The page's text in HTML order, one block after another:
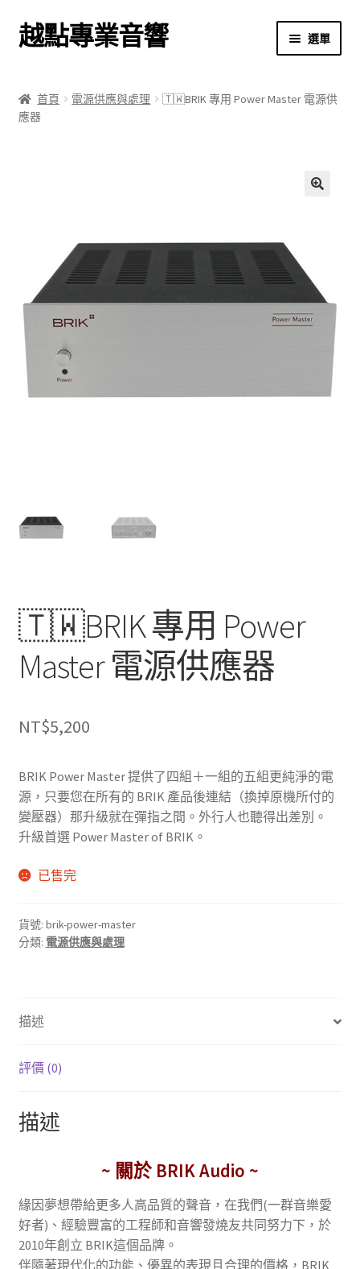
跳
至
覽
列
跳
至
要
內
越點專業音響 選單
商店
購物車
首頁 電源供應與處理
🇹🇼BRIK 專用 Power Master 電源供
應器
🇹🇼BRIK 專用 Power
Master 電源供應器
NT$5,200
BRIK Power Master 提供了四組＋一組的五組更純淨的電
源，只要您在所有的 BRIK 產品後連結（換掉原機所付的
變壓器）那升級就在彈指之間。外行人也聽得出差別。
升級首選 Power Master of BRIK。
已售完
貨號: brik-power-master
分類: 電源供應與處理
描述
評價 (0)
描述
~ 關於 BRIK Audio ~
緣因夢想帶給更多人高品質的聲音，在我們(一群音樂愛
好者)、經驗豐富的工程師和音響發燒友共同努力下，於
2010年創立 BRIK這個品牌。
伴隨著現代化的功能、優異的表現且合理的價格，BRIK